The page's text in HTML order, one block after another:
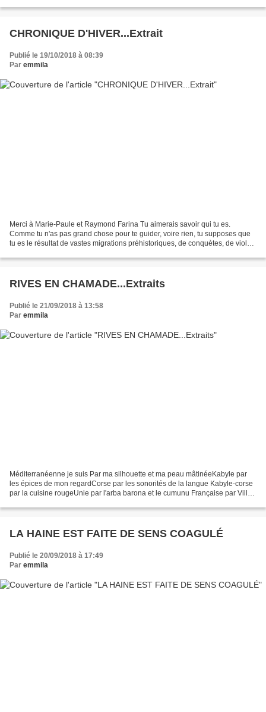
CHRONIQUE D'HIVER...Extrait
Publié le 19/10/2018 à 08:39
Par emmila
Merci à Marie-Paule et Raymond Farina Tu aimerais savoir qui tu es.
Comme tu n'as pas grand chose pour te guider, voire rien, tu supposes que
tu es le résultat de vastes migrations préhistoriques, de conquètes, de viols
RIVES EN CHAMADE...Extraits
Publié le 21/09/2018 à 13:58
Par emmila
Méditerranéenne je suis Par ma silhouette et ma peau mâtinéeKabyle par
les épices de mon regardCorse par les sonorités de la langue Kabyle-corse
par la cuisine rougeUnie par l'arba barona et le cumunu Française par Villon
LA HAINE EST FAITE DE SENS COAGULÉ
Publié le 20/09/2018 à 17:49
Par emmila